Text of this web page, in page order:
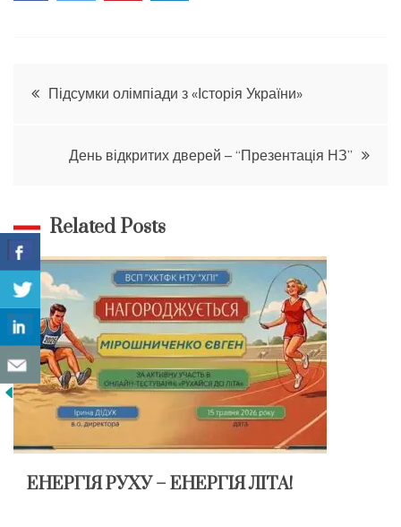
Навігація
Підсумки олімпіади з «Історія України»
День відкритих дверей – “Презентація НЗ”
Related Posts
ЕНЕРГІЯ РУХУ – ЕНЕРГІЯ ЛІТА!